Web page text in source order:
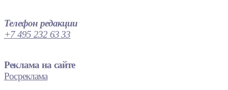
Телефон редакции
+7 495 232 63 33
Реклама на сайте
Росреклама